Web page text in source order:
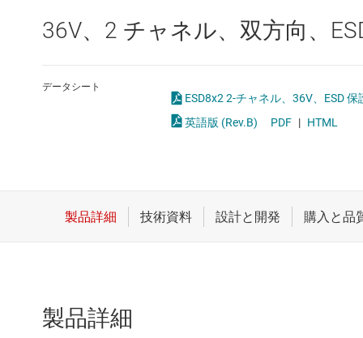
インターフェイス
クロックとタイミング
ダイ / ウェハー サービス
36V、2 チャネル、双方向、
データシート
ESD8x2 2-チャネル、36V、ESD
英語版 (Rev.B)
PDF | HTML
製品詳細